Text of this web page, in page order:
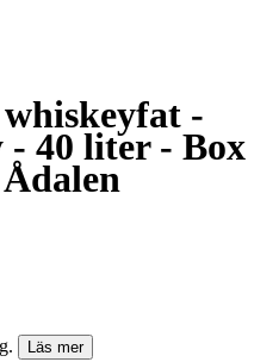
-
- 40 liter - Box
Läs mer